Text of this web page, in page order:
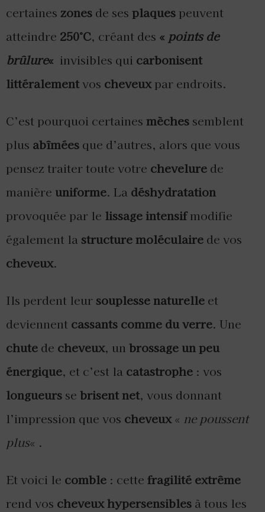
certaines zones de ses plaques peuvent
atteindre 250°C, créant des « points de
brûlure« invisibles qui carbonisent
littéralementvos cheveuxpar endroits.
C’est pourquoi certaines mèchessemblent
plus abîmées que d’autres, alors que vous
pensez traiter toute votre chevelure de
manière uniforme. La déshydratation
provoquée par le lissage intensifmodifie
également la structure moléculaire de vos
cheveux.
Ils perdent leur souplesse naturelle et
deviennent cassants comme du verre. Une
chute de cheveux, un brossage un peu
énergique, et c’est la catastrophe : vos
longueursse brisent net, vous donnant
l’impression que vos cheveux« ne poussent
plus« .
Et voici le comble : cette fragilité extrême
rend vos cheveux hypersensibles à tous les